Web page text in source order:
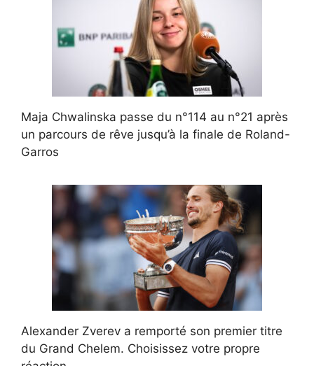
Maja Chwalinska passe du n°114 au n°21 après
un parcours de rêve jusqu’à la finale de Roland-
Garros
Alexander Zverev a remporté son premier titre
du Grand Chelem. Choisissez votre propre